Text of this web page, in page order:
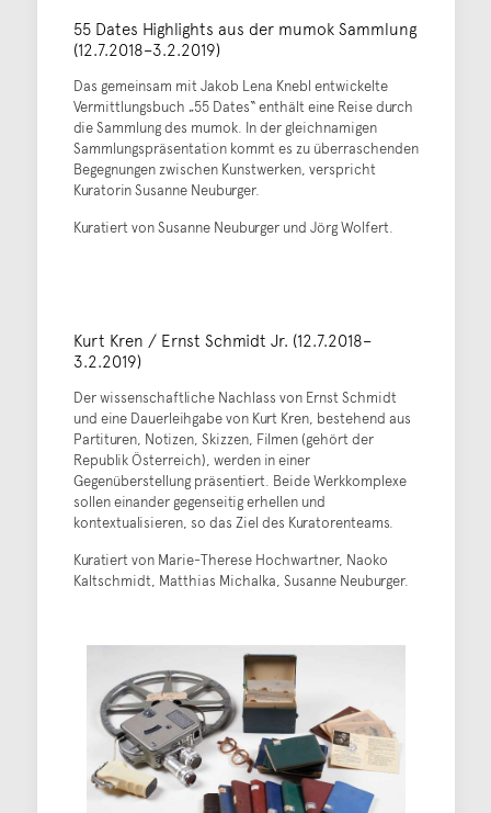
55 Dates Highlights aus der mumok Sammlung
(12.7.2018–3.2.2019)
Das gemeinsam mit Jakob Lena Knebl entwickelte
Vermittlungsbuch „55 Dates“ enthält eine Reise durch
die Sammlung des mumok. In der gleichnamigen
Sammlungspräsentation kommt es zu überraschenden
Begegnungen zwischen Kunstwerken, verspricht
Kuratorin Susanne Neuburger.
Kuratiert von Susanne Neuburger und Jörg Wolfert.
Kurt Kren / Ernst Schmidt Jr. (12.7.2018–
3.2.2019)
Der wissenschaftliche Nachlass von Ernst Schmidt
und eine Dauerleihgabe von Kurt Kren, bestehend aus
Partituren, Notizen, Skizzen, Filmen (gehört der
Republik Österreich), werden in einer
Gegenüberstellung präsentiert. Beide Werkkomplexe
sollen einander gegenseitig erhellen und
kontextualisieren, so das Ziel des Kuratorenteams.
Kuratiert von Marie-Therese Hochwartner, Naoko
Kaltschmidt, Matthias Michalka, Susanne Neuburger.